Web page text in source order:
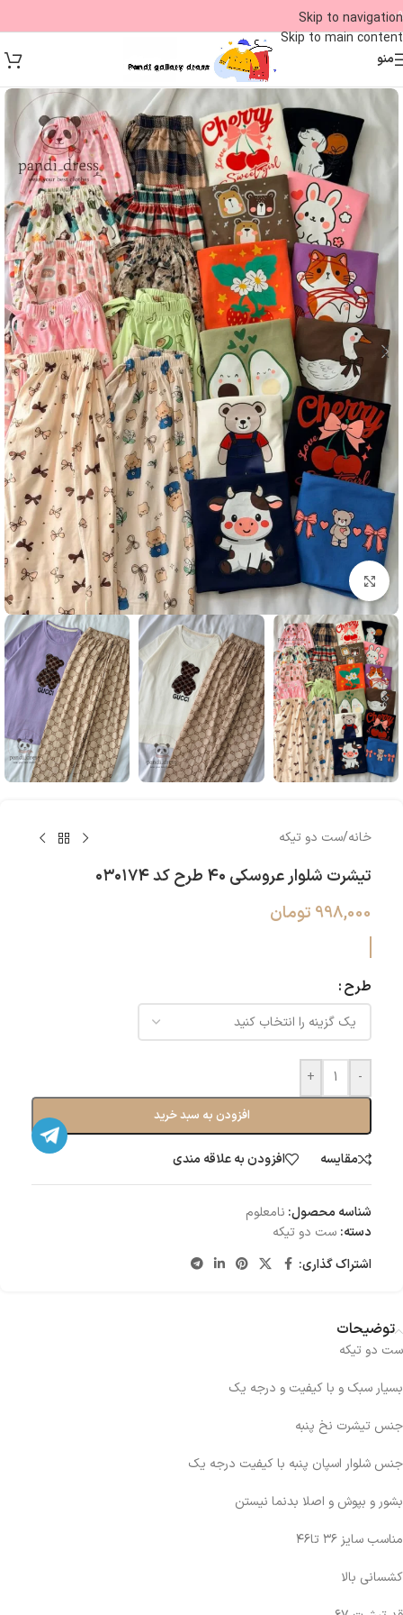
Skip to navigation
Skip to main content
09
منو
بزرگنمایی تصویر
خانه/ست دو تیکه
تیشرت شلوار عروسکی ۴۰ طرح کد ۰۳۰۱۷۴
998,000 تومان
طرح
-
+
افزودن به سبد خرید
مقایسه افزودن به علاقه مندی
شناسه محصول: نامعلوم
دسته: ست دو تیکه
اشتراک گذاری:
توضیحات
ست دو تیکه
بسیار سبک و با کیفیت و درجه یک
جنس تیشرت نخ پنبه
جنس شلوار اسپان پنبه با کیفیت درجه یک
بشور و بپوش و اصلا بدنما نیستن
مناسب سایز ۳۶ تا۴۶
کشسانی بالا